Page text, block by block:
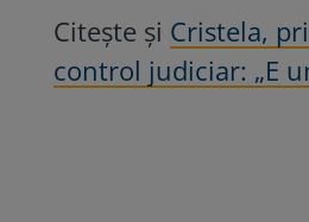
Citește și Cristela,
control judiciar: „E